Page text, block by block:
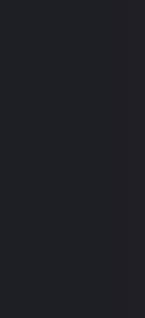
888-526-2238